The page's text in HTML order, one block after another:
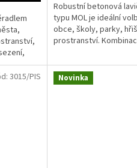
Robustní betonová
typu MOL je ideální
obce, školy, parky,
prostranství.
3015/PIS Novinka